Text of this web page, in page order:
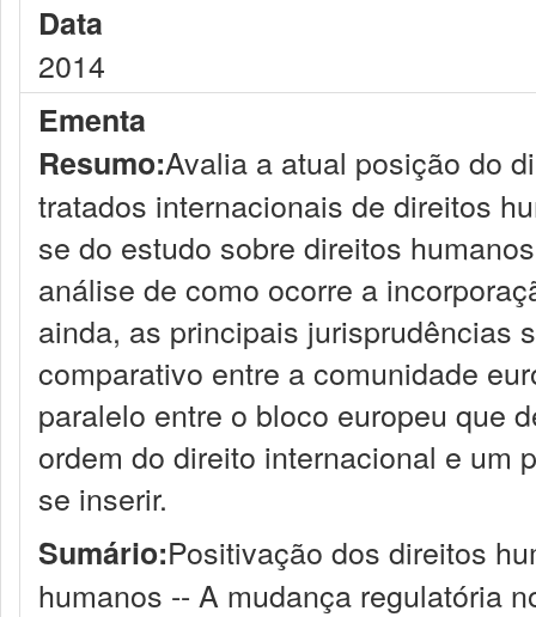
Data
2014
Ementa
Resumo:Avalia a atual posição do
tratados internacionais de direitos
se do estudo sobre direitos
análise de como ocorre a
ainda, as principais jurisprudências
comparativo entre a comunidade
paralelo entre o bloco europeu que
ordem do direito internacional e um
se inserir.
Sumário:Positivação dos direitos
humanos -- A mudança regulatória